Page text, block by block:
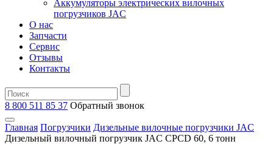
Аккумуляторы электрических вилочных
погрузчиков JAC
О нас
Запчасти
Сервис
Отзывы
Контакты
8 800 511 85 37 Oбратный звонок
Главная Погрузчики Дизельные вилочные погрузчики JAC
Дизельный вилочный погрузчик JAC CPCD 60, 6 тонн